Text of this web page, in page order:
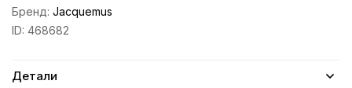
Бренд: Jacquemus
ID: 468682
Детали